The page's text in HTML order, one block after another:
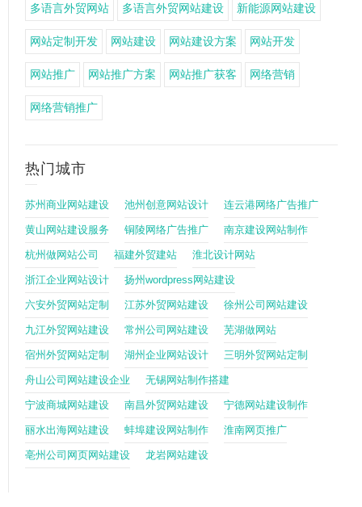
多语言外贸网站 多语言外贸网站建设 新能源网站建设
网站定制开发 网站建设 网站建设方案 网站开发
网站推广 网站推广方案 网站推广获客 网络营销
网络营销推广
热门城市
苏州商业网站建设 池州创意网站设计 连云港网络广告推广
黄山网站建设服务 铜陵网络广告推广 南京建设网站制作
杭州做网站公司 福建外贸建站 淮北设计网站
浙江企业网站设计 扬州wordpress网站建设
六安外贸网站定制 江苏外贸网站建设 徐州公司网站建设
九江外贸网站建设 常州公司网站建设 芜湖做网站
宿州外贸网站定制 湖州企业网站设计 三明外贸网站定制
舟山公司网站建设企业 无锡网站制作搭建
宁波商城网站建设 南昌外贸网站建设 宁德网站建设制作
丽水出海网站建设 蚌埠建设网站制作 淮南网页推广
亳州公司网页网站建设 龙岩网站建设